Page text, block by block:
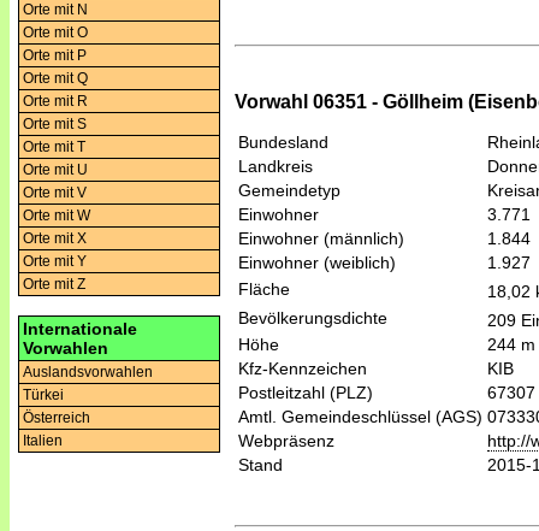
Orte mit N
Orte mit O
Orte mit P
Orte mit Q
Orte mit R
Orte mit S
Orte mit T
Orte mit U
Orte mit V
Orte mit W
Orte mit X
Orte mit Y
Orte mit Z
Internationale
Vorwahlen
Auslandsvorwahlen
Türkei
Österreich
Italien
Vorwahl 06351 - Göllheim
Bundesland
Landkreis
Gemeindetyp
Einwohner
3.771
Einwohner (männlich)
1.844
Einwohner (weiblich)
1.927
Fläche
18,02
Bevölkerungsdichte
209
Höhe
244
Kfz-Kennzeichen
KIB
Postleitzahl (PLZ)
67307
Amtl. Gemeindeschlüssel (AGS)
Webpräsenz
http://
Stand
2015-